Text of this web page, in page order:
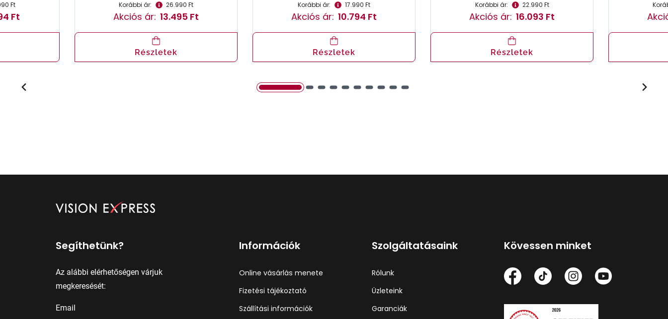
Ft
Ft
Korábbi ár: 26.990 Ft
Akciós ár: 13.495 Ft
Részletek
Korábbi ár: 17.990 Ft
Akciós ár: 10.794 Ft
Részletek
Korábbi ár: 22.990 Ft
Akciós ár: 16.093 Ft
Részletek
Segíthetünk?
Az alábbi elérhetőségen várjuk
megkeresését:
Email
Információk
Online vásárlás menete
Fizetési tájékoztató
Szállítási információk
Szolgáltatásaink
Rólunk
Üzleteink
Garanciák
Kövessen minket